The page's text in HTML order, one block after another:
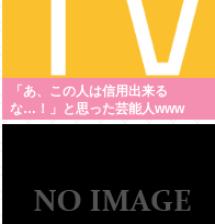
「あ、この人は信用出来る
な…！」と思った芸能人www